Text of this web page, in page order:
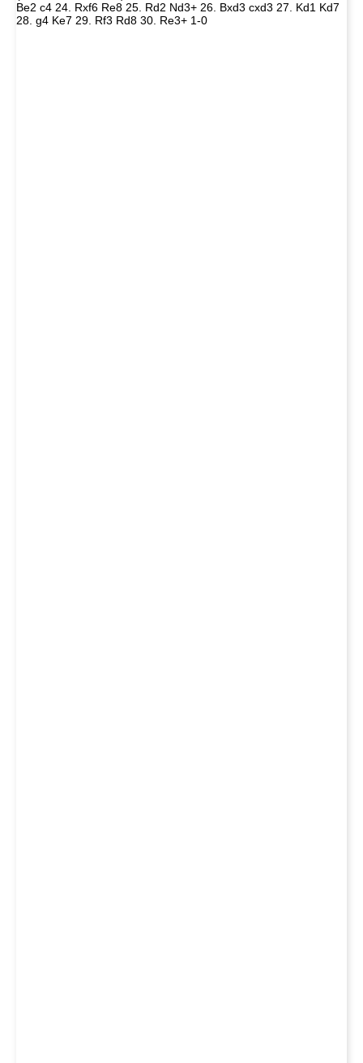
Be2 c4 24. Rxf6 Re8 25. Rd2 Nd3+ 26. Bxd3 cxd3 27. Kd1 Kd7
28. g4 Ke7 29. Rf3 Rd8 30. Re3+ 1-0